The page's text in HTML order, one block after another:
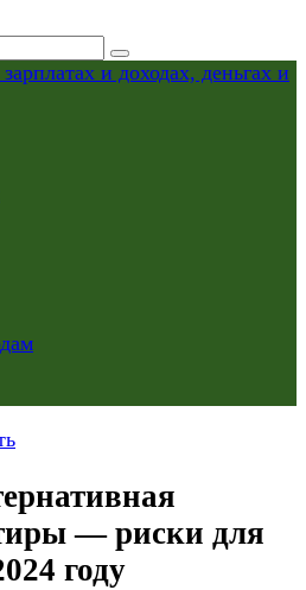
— риски для
году